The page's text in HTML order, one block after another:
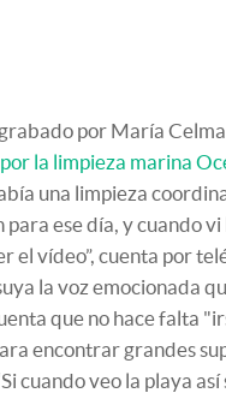
por María
la limpieza marina
una limpieza
ese día, y cuando vi
el vídeo”, cuenta por
la voz emocionada
que no hace falta
encontrar grandes
cuando veo la playa